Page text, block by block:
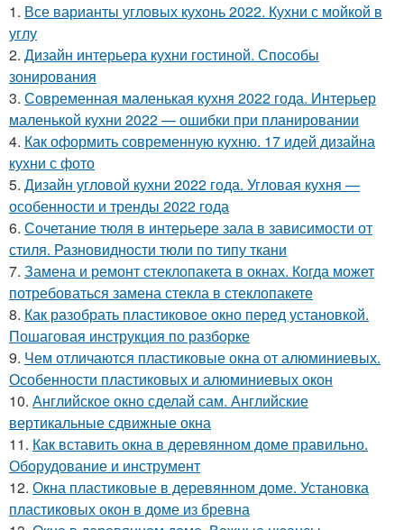
1. Все варианты угловых кухонь 2022. Кухни с мойкой в
углу
2. Дизайн интерьера кухни гостиной. Способы
зонирования
3. Современная маленькая кухня 2022 года. Интерьер
маленькой кухни 2022 — ошибки при планировании
4. Как оформить современную кухню. 17 идей дизайна
кухни с фото
5. Дизайн угловой кухни 2022 года. Угловая кухня —
особенности и тренды 2022 года
6. Сочетание тюля в интерьере зала в зависимости от
стиля. Разновидности тюли по типу ткани
7. Замена и ремонт стеклопакета в окнах. Когда может
потребоваться замена стекла в стеклопакете
8. Как разобрать пластиковое окно перед установкой.
Пошаговая инструкция по разборке
9. Чем отличаются пластиковые окна от алюминиевых.
Особенности пластиковых и алюминиевых окон
10. Английское окно сделай сам. Английские
вертикальные сдвижные окна
11. Как вставить окна в деревянном доме правильно.
Оборудование и инструмент
12. Окна пластиковые в деревянном доме. Установка
пластиковых окон в доме из бревна